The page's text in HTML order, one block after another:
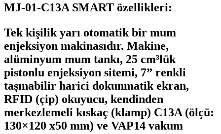
MJ-01-C13A SMART özellikleri:
Tek kişilik yarı otomatik bir mum
enjeksiyon makinasıdır. Makine,
alüminyum mum tankı, 25 cm³lük
pistonlu enjeksiyon sitemi, 7” renkli
taşınabilir harici dokunmatik ekran,
RFID (çip) okuyucu, kendinden
merkezlemeli kıskaç (klamp) C13A (ölçü:
130×120 x50 mm) ve VAP14 vakum